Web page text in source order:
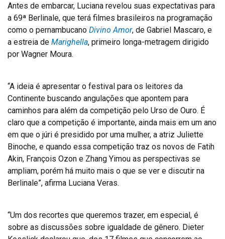
Antes de embarcar, Luciana revelou suas expectativas para
a 69ª Berlinale, que terá filmes brasileiros na programação
como o pernambucano Divino Amor, de Gabriel Mascaro, e
a estreia de Marighella, primeiro longa-metragem dirigido
por Wagner Moura.
“A ideia é apresentar o festival para os leitores da
Continente buscando angulações que apontem para
caminhos para além da competição pelo Urso de Ouro. É
claro que a competição é importante, ainda mais em um ano
em que o júri é presidido por uma mulher, a atriz Juliette
Binoche, e quando essa competição traz os novos de Fatih
Akin, François Ozon e Zhang Yimou as perspectivas se
ampliam, porém há muito mais o que se ver e discutir na
Berlinale”, afirma Luciana Veras.
“Um dos recortes que queremos trazer, em especial, é
sobre as discussões sobre igualdade de gênero. Dieter